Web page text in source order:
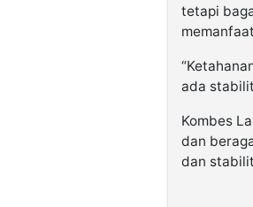
tetapi
ada
Kombes
dan
dan